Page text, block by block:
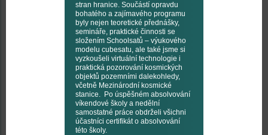
stran hranice. Součástí opravdu
bohatého a zajímavého programu
byly nejen teoretické přednášky,
semináře, praktické činnosti se
složením Schoolsatů – výukového
modelu cubesatu, ale také jsme si
vyzkoušeli virtuální technologie i
praktická pozorování kosmických
objektů pozemními dalekohledy,
včetně Mezinárodní kosmické
stanice. Po úspěšném absolvování
víkendové školy a nedělní
samostatné práce obdrželi všichni
účastníci certifikát o absolvování
této školy.